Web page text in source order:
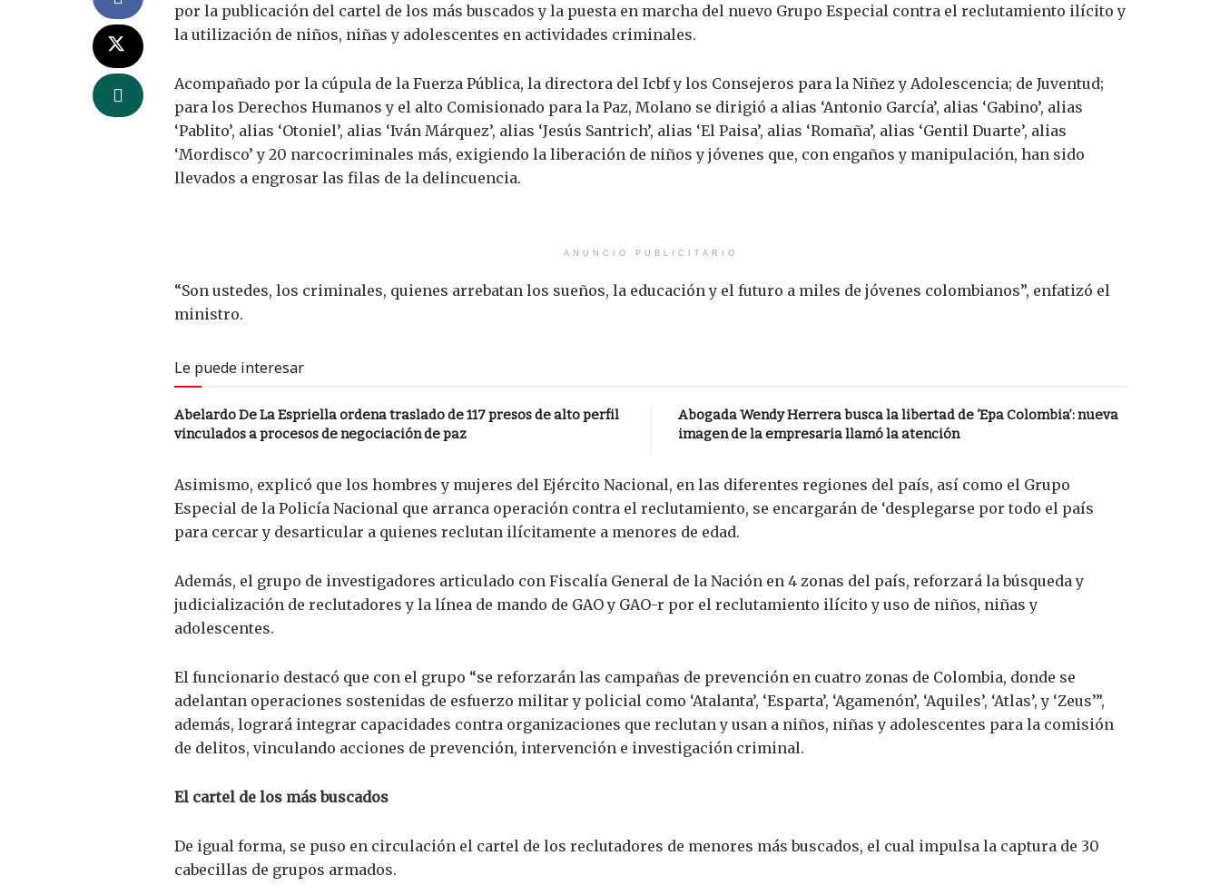
por la publicación del cartel de los más buscados y la puesta en marcha del nuevo Grupo Especial contra el reclutamiento ilícito y
la utilización de niños, niñas y adolescentes en actividades criminales.
Acompañado por la cúpula de la Fuerza Pública, la directora del Icbf y los Consejeros para la Niñez y Adolescencia; de Juventud;
para los Derechos Humanos y el alto Comisionado para la Paz, Molano se dirigió a alias ‘Antonio García’, alias ‘Gabino’, alias
‘Pablito’, alias ‘Otoniel’, alias ‘Iván Márquez’, alias ‘Jesús Santrich’, alias ‘El Paisa’, alias ‘Romaña’, alias ‘Gentil Duarte’, alias
‘Mordisco’ y 20 narcocriminales más, exigiendo la liberación de niños y jóvenes que, con engaños y manipulación, han sido
llevados a engrosar las filas de la delincuencia.
ANUNCIO PUBLICITARIO
“Son ustedes, los criminales, quienes arrebatan los sueños, la educación y el futuro a miles de jóvenes colombianos”, enfatizó el
ministro.
Le puede interesar
Abelardo De La Espriella ordena traslado de 117 presos de alto perfil
vinculados a procesos de negociación de paz
Abogada Wendy Herrera busca la libertad de ‘Epa Colombia’: nueva
imagen de la empresaria llamó la atención
Asimismo, explicó que los hombres y mujeres del Ejército Nacional, en las diferentes regiones del país, así como el Grupo
Especial de la Policía Nacional que arranca operación contra el reclutamiento, se encargarán de ‘desplegarse por todo el país
para cercar y desarticular a quienes reclutan ilícitamente a menores de edad.
Además, el grupo de investigadores articulado con Fiscalía General de la Nación en 4 zonas del país, reforzará la búsqueda y
judicialización de reclutadores y la línea de mando de GAO y GAO-r por el reclutamiento ilícito y uso de niños, niñas y
adolescentes.
El funcionario destacó que con el grupo “se reforzarán las campañas de prevención en cuatro zonas de Colombia, donde se
adelantan operaciones sostenidas de esfuerzo militar y policial como ‘Atalanta’, ‘Esparta’, ‘Agamenón’, ‘Aquiles’, ‘Atlas’, y ‘Zeus’”,
además, logrará integrar capacidades contra organizaciones que reclutan y usan a niños, niñas y adolescentes para la comisión
de delitos, vinculando acciones de prevención, intervención e investigación criminal.
El cartel de los más buscados
De igual forma, se puso en circulación el cartel de los reclutadores de menores más buscados, el cual impulsa la captura de 30
cabecillas de grupos armados.